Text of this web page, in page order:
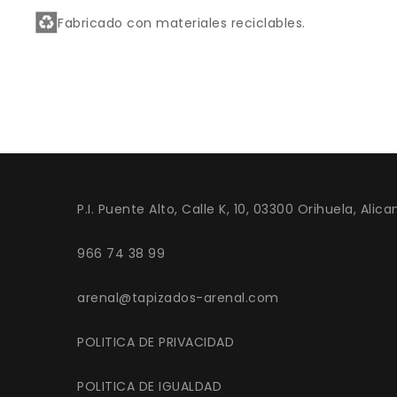
Fabricado con materiales reciclables.
P.I. Puente Alto, Calle K, 10, 03300 Orihuela,
966 74 38 99
arenal@tapizados-arenal.com
POLITICA DE PRIVACIDAD
POLITICA DE IGUALDAD